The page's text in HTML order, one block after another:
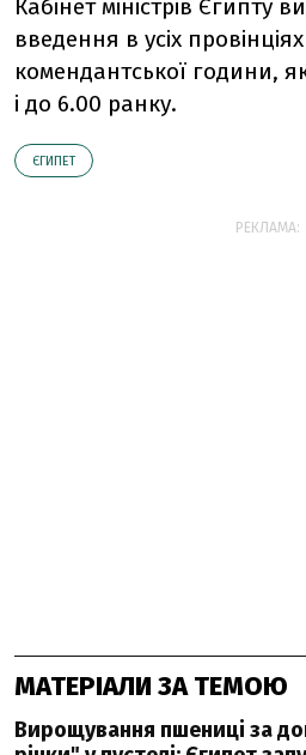
Кабінет міністрів Єгипту
введення в усіх
комендантської години,
і до 6.00 ранку.
ЄГИПЕТ
РЕКЛАМА:
МАТЕРІАЛИ ЗА ТЕМОЮ
Вирощування пшениці за